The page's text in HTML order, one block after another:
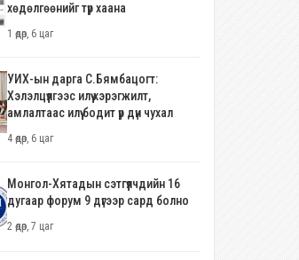
хөдөлгөөнийг түр хаана
1 өдөр, 6 цаг
УИХ-ын дарга С.Бямбацогт:
Хэлэлцүүлгээс илүү хэрэгжилт,
амлалтаас илүү бодит үр дүн чухал
4 өдөр, 6 цаг
Монгол-Хятадын сэтгүүлчдийн 16
дугаар форум 9 дүгээр сард болно
2 өдөр, 7 цаг